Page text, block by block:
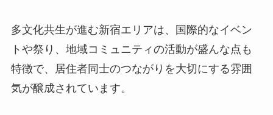
多文化共生が進む新宿エリアは、国際的なイベン
トや祭り、地域コミュニティの活動が盛んな点も
特徴で、居住者同士のつながりを大切にする雰囲
気が醸成されています。